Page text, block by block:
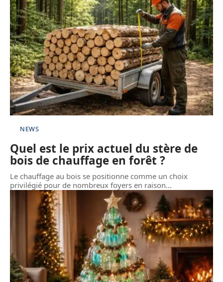
NEWS
Quel est le prix actuel du stère de
bois de chauffage en forêt ?
Le chauffage au bois se positionne comme un choix
privilégié pour de nombreux foyers en raison…